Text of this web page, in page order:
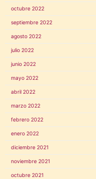
octubre 2022
septiembre 2022
agosto 2022
julio 2022
junio 2022
mayo 2022
abril 2022
marzo 2022
febrero 2022
enero 2022
diciembre 2021
noviembre 2021
octubre 2021